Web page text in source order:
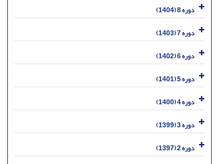
دوره 8 (1404)
دوره 7 (1403)
دوره 6 (1402)
دوره 5 (1401)
دوره 4 (1400)
دوره 3 (1399)
دوره 2 (1397)